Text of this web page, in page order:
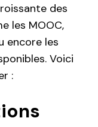
des
les MOOC,
encore les
Voici
: